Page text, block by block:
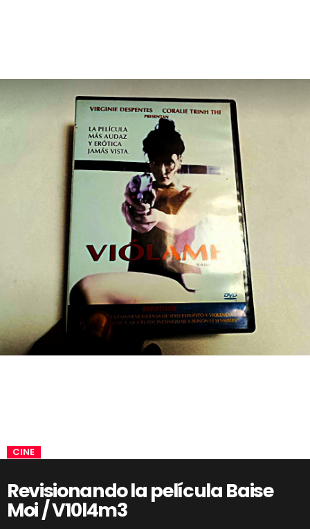
CINE
Revisionando la película Baise
Moi / V10l4m3